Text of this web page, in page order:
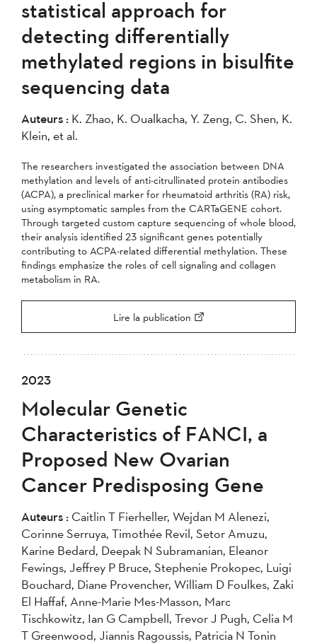
2011
2010
2008
2007
2006
2004
statistical approach for
detecting differentially
methylated regions in bisulfite
sequencing data
Auteurs : K. Zhao, K. Oualkacha, Y. Zeng, C. Shen, K.
Klein, et al.
The researchers investigated the association between DNA
methylation and levels of anti-citrullinated protein antibodies
(ACPA), a preclinical marker for rheumatoid arthritis (RA) risk,
using asymptomatic samples from the CARTaGENE cohort.
Through targeted custom capture sequencing of whole blood,
their analysis identified 23 significant genes potentially
contributing to ACPA-related differential methylation. These
findings emphasize the roles of cell signaling and collagen
metabolism in RA.
Lire la publication
2023
Molecular Genetic
Characteristics of FANCI, a
Proposed New Ovarian
Cancer Predisposing Gene
Auteurs : Caitlin T Fierheller, Wejdan M Alenezi,
Corinne Serruya, Timothée Revil, Setor Amuzu,
Karine Bedard, Deepak N Subramanian, Eleanor
Fewings, Jeffrey P Bruce, Stephenie Prokopec, Luigi
Bouchard, Diane Provencher, William D Foulkes, Zaki
El Haffaf, Anne-Marie Mes-Masson, Marc
Tischkowitz, Ian G Campbell, Trevor J Pugh, Celia M
T Greenwood, Jiannis Ragoussis, Patricia N Tonin